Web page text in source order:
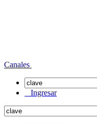
Canales
Ingresar